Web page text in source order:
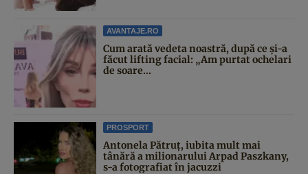
AVANTAJE.RO
Cum arată vedeta noastră, după ce și-a
făcut lifting facial: „Am purtat ochelari
de soare...
PROSPORT
Antonela Pătruț, iubita mult mai
tânără a milionarului Arpad Paszkany,
s-a fotografiat în jacuzzi